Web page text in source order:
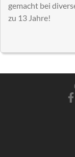
gemacht bei
zu 13 Jahre!
F